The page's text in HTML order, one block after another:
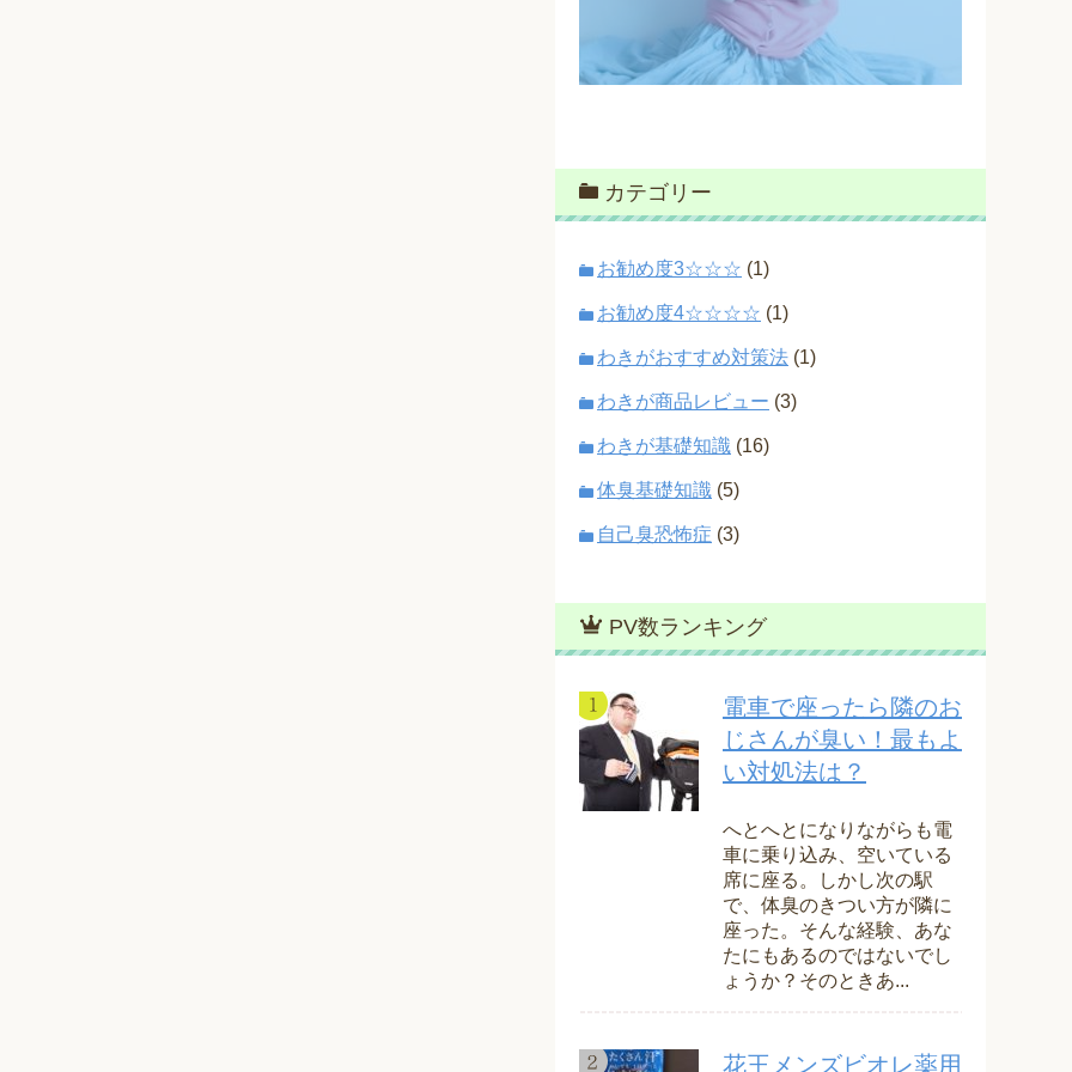
カテゴリー
お勧め度3☆☆☆ (1)
お勧め度4☆☆☆☆ (1)
わきがおすすめ対策法 (1)
わきが商品レビュー (3)
わきが基礎知識 (16)
体臭基礎知識 (5)
自己臭恐怖症 (3)
PV数ランキング
電車で座ったら隣のお
じさんが臭い！最もよ
い対処法は？
へとへとになりながらも電
車に乗り込み、空いている
席に座る。しかし次の駅
で、体臭のきつい方が隣に
座った。そんな経験、あな
たにもあるのではないでし
ょうか？そのときあ...
花王メンズビオレ薬用